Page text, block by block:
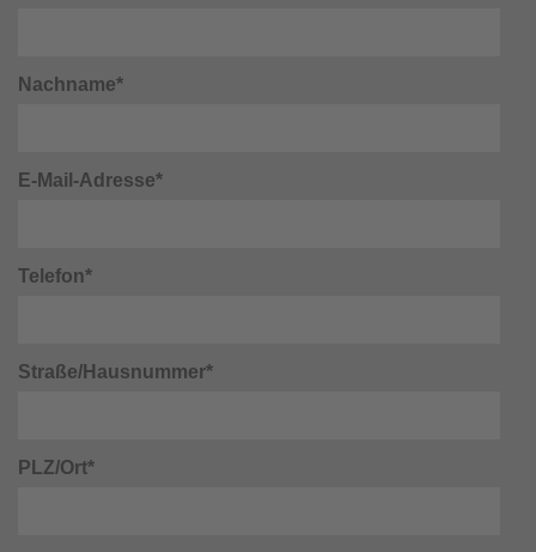
Nachname*
E-Mail-Adresse*
Telefon*
Straße/Hausnummer*
PLZ/Ort*